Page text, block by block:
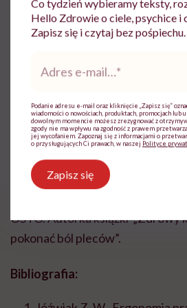
będzie on wykonywał pracę z
zaangażowaniem i
koordynatorka badań
Towarzystwa Artroskopowego,
Fizjoterapeutów. Założycielka i
Ogólnopolskiego Studenckiego
OSTO. Autorka książki „Zdrowy
pokonać ból pleców”.
Bibliografia:
Co tydzień wybieramy teksty,
Hello Zdrowie o ciele, psychice i
Zapisz się i czytaj bez pośpiechu.
*
Podanie adresu e-mail oraz kliknięcie „Zapisz się”
wiadomości o nowościach, produktach, promocjach lub
dowolnym momencie możesz zrezygnować z
zgody nie ma wpływu na zgodność z prawem
jej wycofaniem. Zapoznaj się z informacjami o
o przysługujących Ci prawach, w naszej Polityce
Zapisz się